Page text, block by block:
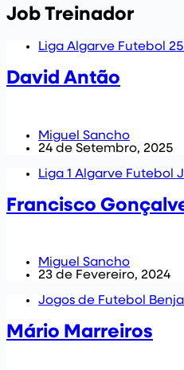
Job Treinador
Liga Algarve Futebol
David Antão
Miguel Sancho
24 de Setembro, 2025
Liga 1 Algarve Futebol
Francisco
Miguel Sancho
23 de Fevereiro, 2024
Jogos de Futebol
Mário Marreiros